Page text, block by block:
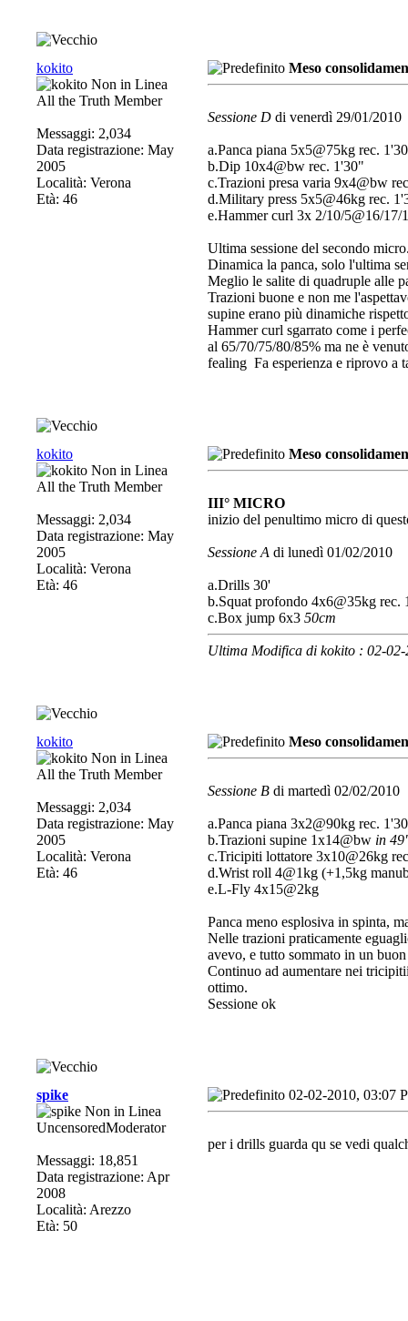
kokito
All the Truth Member
Messaggi: 2,034
Data registrazione: May
2005
Località: Verona
Età: 46
Meso
Sessione D di venerdì 29/01/2010
a.Panca piana 5x5@75kg rec.
b.Dip 10x4@bw rec. 1'30"
c.Trazioni presa varia 9x4@bw
d.Military press 5x5@46kg rec.
e.Hammer curl 3x 2/10/5@16/17/
Ultima sessione del secondo
Dinamica la panca, solo l'ultima
Meglio le salite di quadruple alle
Trazioni buone e non me
supine erano più dinamiche
Hammer curl sgarrato come i
al 65/70/75/80/85% ma ne è
fealing Fa esperienza e riprovo a
kokito
All the Truth Member
Messaggi: 2,034
Data registrazione: May
2005
Località: Verona
Età: 46
Meso
III° MICRO
inizio del penultimo micro di
Sessione A di lunedì 01/02/2010
a.Drills 30'
b.Squat profondo 4x6@35kg rec.
c.Box jump 6x3 50cm
Ultima Modifica di kokito : 02-
kokito
All the Truth Member
Messaggi: 2,034
Data registrazione: May
2005
Località: Verona
Età: 46
Meso
Sessione B di martedì 02/02/2010
a.Panca piana 3x2@90kg rec.
b.Trazioni supine 1x14@bw in
c.Tricipiti lottatore 3x10@26kg
d.Wrist roll 4@1kg (+1,5kg
e.L-Fly 4x15@2kg
Panca meno esplosiva in spinta,
Nelle trazioni praticamente
avevo, e tutto sommato in un
Continuo ad aumentare nei
ottimo.
Sessione ok
spike
UncensoredModerator
Messaggi: 18,851
Data registrazione: Apr
2008
Località: Arezzo
Età: 50
02-02-2010, 03:07
per i drills guarda qu se vedi